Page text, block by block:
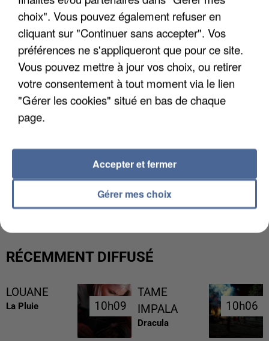
UN SECOND CADRE DE LA DZ MAFIA
INTERPELLÉ EN ALGÉRIE
RÉCEMMENT DIFFUSÉ
LOUANE
La Pluie 10h09
10h09
TAME
IMPALA
Dracula
10h06
10h06
choix". Vous pouvez également refuser en
cliquant sur "Continuer sans accepter". Vos
préférences ne s'appliqueront que pour ce site.
Vous pouvez mettre à jour vos choix, ou retirer
votre consentement à tout moment via le lien
"Gérer les cookies" situé en bas de chaque
page.
Gérer mes choix
Accepter et fermer